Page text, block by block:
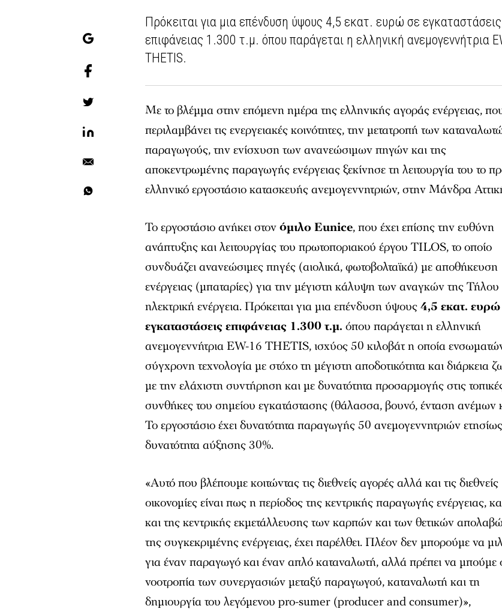
Πρόκειται για μια επένδυση ύψους 4,5 εκατ. ευρώ σε εγκαταστάσεις
επιφάνειας 1.300 τ.μ. όπου παράγεται η ελληνική ανεμογεννήτρια
THETIS.
Με το βλέμμα στην επόμενη ημέρα της ελληνικής αγοράς ενέργειας,
περιλαμβάνει τις ενεργειακές κοινότητες, την μετατροπή των
παραγωγούς, την ενίσχυση των ανανεώσιμων πηγών και της
αποκεντρωμένης παραγωγής ενέργειας ξεκίνησε τη λειτουργία του το
ελληνικό εργοστάσιο κατασκευής ανεμογεννητριών, στην Μάνδρα
Το εργοστάσιο ανήκει στονόμιλο Eunice, που έχει επίσης την ευθύνη
ανάπτυξης και λειτουργίας του πρωτοποριακού έργου TILOS, το οποίο
συνδυάζει ανανεώσιμες πηγές (αιολικά, φωτοβολταϊκά) με αποθήκευση
ενέργειας (μπαταρίες) για την μέγιστη κάλυψη των αναγκών της Τήλου
ηλεκτρική ενέργεια. Πρόκειται για μια επένδυση ύψους4,5 εκατ.
εγκαταστάσεις επιφάνειας 1.300 τ.μ. όπου παράγεται η ελληνική
ανεμογεννήτρια EW-16 THETIS, ισχύος 50 κιλοβάτ η οποία
σύγχρονη τεχνολογία με στόχο τη μέγιστη αποδοτικότητα και διάρκεια
με την ελάχιστη συντήρηση και με δυνατότητα προσαρμογής στις
συνθήκες του σημείου εγκατάστασης (θάλασσα, βουνό, ένταση ανέμων
Το εργοστάσιο έχει δυνατότητα παραγωγής 50 ανεμογεννητριών
δυνατότητα αύξησης 30%.
«Αυτό που βλέπουμε κοιτώντας τις διεθνείς αγορές αλλά και τις διεθνείς
οικονομίες είναι πως η περίοδος της κεντρικής παραγωγής ενέργειας,
και της κεντρικής εκμετάλλευσης των καρπών και των θετικών
της συγκεκριμένης ενέργειας, έχει παρέλθει. Πλέον δεν μπορούμε να
για έναν παραγωγό και έναν απλό καταναλωτή, αλλά πρέπει να μπούμε
νοοτροπία των συνεργασιών μεταξύ παραγωγού, καταναλωτή και τη
δημιουργία του λεγόμενου pro-sumer (producer and consumer)»,